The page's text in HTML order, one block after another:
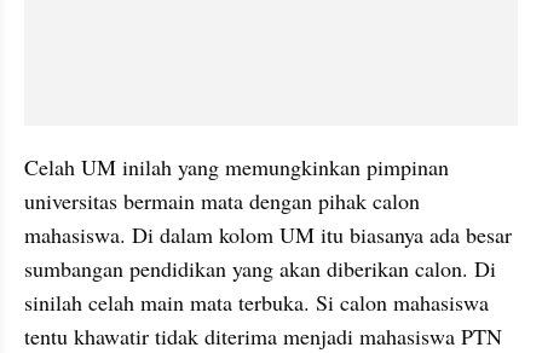
Celah UM inilah yang memungkinkan pimpinan
universitas bermain mata dengan pihak calon
mahasiswa. Di dalam kolom UM itu biasanya ada besar
sumbangan pendidikan yang akan diberikan calon. Di
sinilah celah main mata terbuka. Si calon mahasiswa
tentu khawatir tidak diterima menjadi mahasiswa PTN